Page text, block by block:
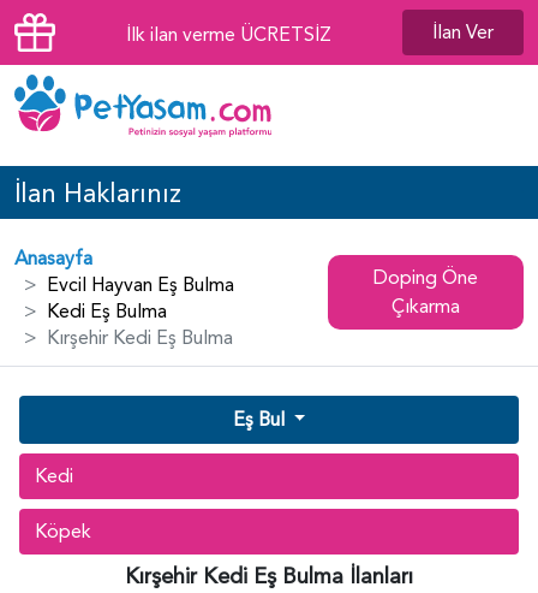
İlk ilan verme ÜCRETSİZ İlan Ver
İlan Haklarınız
Anasayfa
Evcil Hayvan Eş Bulma
Kedi Eş Bulma
Kırşehir Kedi Eş Bulma
Doping Öne
Çıkarma
Eş Bul
Kedi
Köpek
Kırşehir Kedi Eş Bulma İlanları